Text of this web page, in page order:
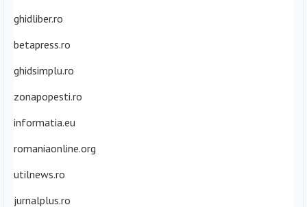
ghidliber.ro
betapress.ro
ghidsimplu.ro
zonapopesti.ro
informatia.eu
romaniaonline.org
utilnews.ro
jurnalplus.ro